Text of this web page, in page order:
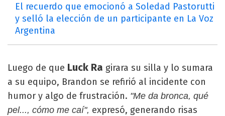
El recuerdo que emocionó a Soledad Pastorutti
y selló la elección de un participante en La Voz
Argentina
Luego de que Luck Ra girara su silla y lo sumara
a su equipo, Brandon se refirió al incidente con
humor y algo de frustración. "Me da bronca, qué
pel..., cómo me caí", expresó, generando risas